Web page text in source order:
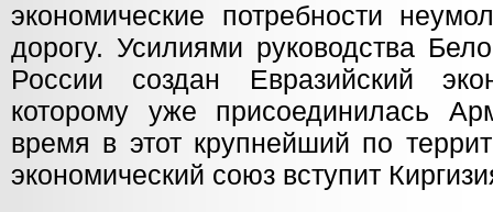
экономические потребности
дорогу. Усилиями руководства
России создан Евразийский
которому уже присоединилась
время в этот крупнейший по
экономический союз вступит